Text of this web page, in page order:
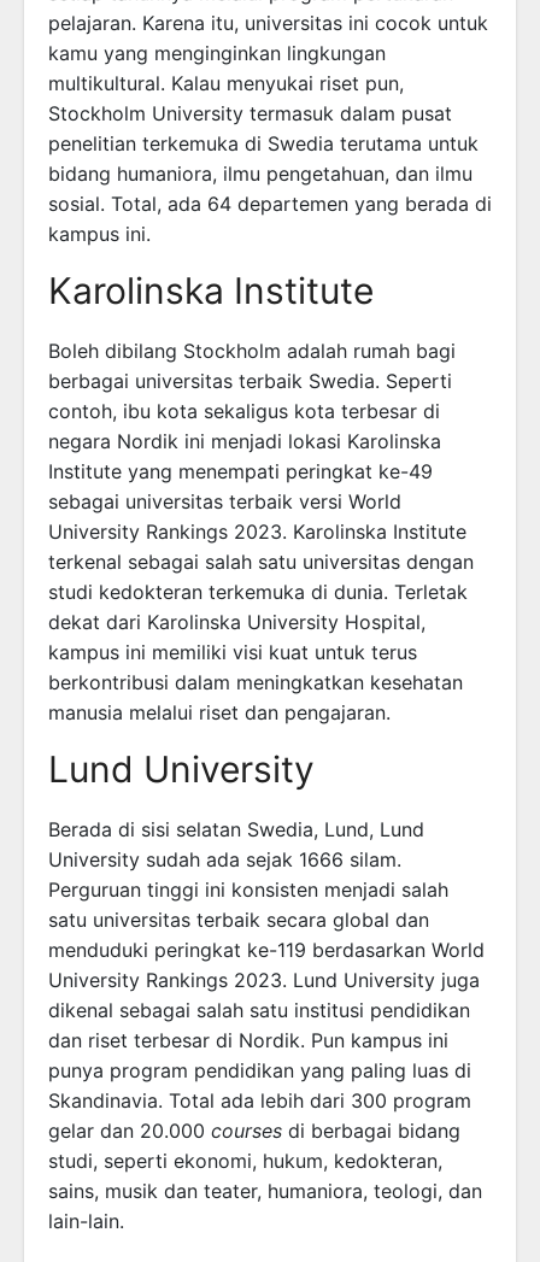
pelajaran. Karena itu, universitas ini cocok untuk
kamu yang menginginkan lingkungan
multikultural. Kalau menyukai riset pun,
Stockholm University termasuk dalam pusat
penelitian terkemuka di Swedia terutama untuk
bidang humaniora, ilmu pengetahuan, dan ilmu
sosial. Total, ada 64 departemen yang berada di
kampus ini.
Karolinska Institute
Boleh dibilang Stockholm adalah rumah bagi
berbagai universitas terbaik Swedia. Seperti
contoh, ibu kota sekaligus kota terbesar di
negara Nordik ini menjadi lokasi Karolinska
Institute yang menempati peringkat ke-49
sebagai universitas terbaik versi World
University Rankings 2023. Karolinska Institute
terkenal sebagai salah satu universitas dengan
studi kedokteran terkemuka di dunia. Terletak
dekat dari Karolinska University Hospital,
kampus ini memiliki visi kuat untuk terus
berkontribusi dalam meningkatkan kesehatan
manusia melalui riset dan pengajaran.
Lund University
Berada di sisi selatan Swedia, Lund, Lund
University sudah ada sejak 1666 silam.
Perguruan tinggi ini konsisten menjadi salah
satu universitas terbaik secara global dan
menduduki peringkat ke-119 berdasarkan World
University Rankings 2023. Lund University juga
dikenal sebagai salah satu institusi pendidikan
dan riset terbesar di Nordik. Pun kampus ini
punya program pendidikan yang paling luas di
Skandinavia. Total ada lebih dari 300 program
gelar dan 20.000 courses di berbagai bidang
studi, seperti ekonomi, hukum, kedokteran,
sains, musik dan teater, humaniora, teologi, dan
lain-lain.